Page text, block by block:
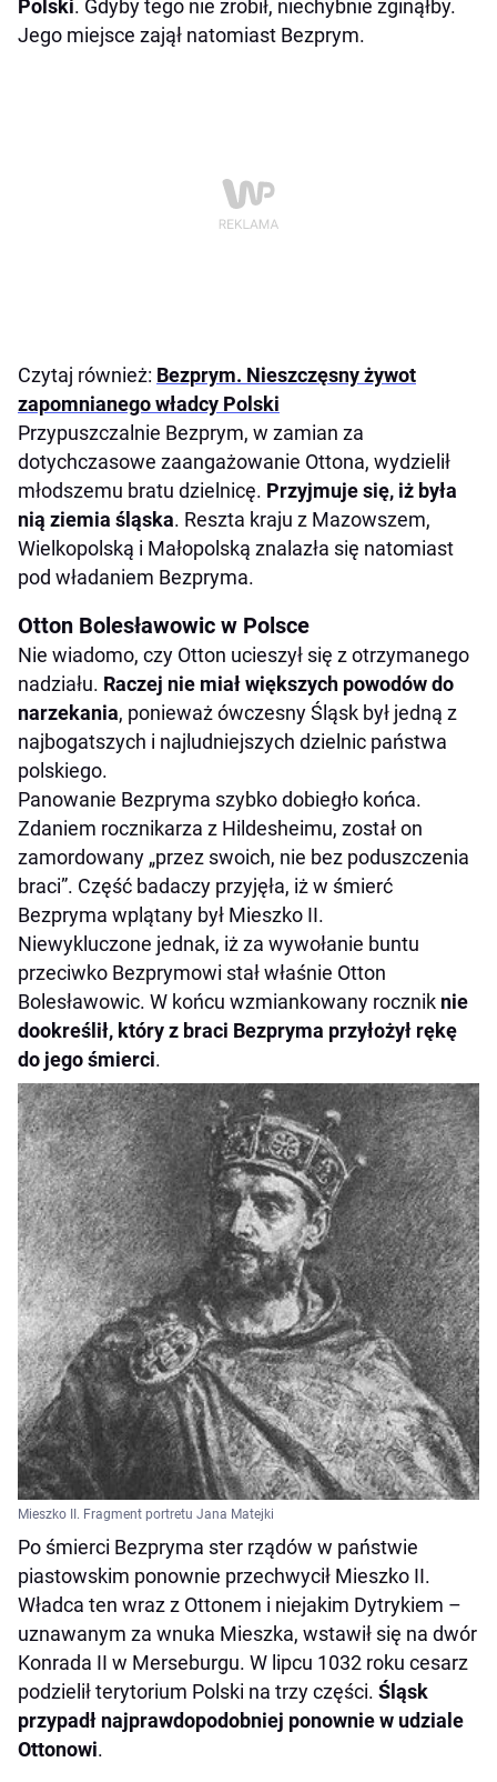
Polski. Gdyby tego nie zrobił, niechybnie zginąłby.
Jego miejsce zajął natomiast Bezprym.
Czytaj również: Bezprym. Nieszczęsny żywot
zapomnianego władcy Polski
Przypuszczalnie Bezprym, w zamian za
dotychczasowe zaangażowanie Ottona, wydzielił
młodszemu bratu dzielnicę. Przyjmuje się, iż była
nią ziemia śląska. Reszta kraju z Mazowszem,
Wielkopolską i Małopolską znalazła się natomiast
pod władaniem Bezpryma.
Otton Bolesławowic w Polsce
Nie wiadomo, czy Otton ucieszył się z otrzymanego
nadziału. Raczej nie miał większych powodów do
narzekania, ponieważ ówczesny Śląsk był jedną z
najbogatszych i najludniejszych dzielnic państwa
polskiego.
Panowanie Bezpryma szybko dobiegło końca.
Zdaniem rocznikarza z Hildesheimu, został on
zamordowany „przez swoich, nie bez poduszczenia
braci”. Część badaczy przyjęła, iż w śmierć
Bezpryma wplątany był Mieszko II.
Niewykluczone jednak, iż za wywołanie buntu
przeciwko Bezprymowi stał właśnie Otton
Bolesławowic. W końcu wzmiankowany rocznik nie
dookreślił, który z braci Bezpryma przyłożył rękę
do jego śmierci.
Mieszko II. Fragment portretu Jana Matejki
Po śmierci Bezpryma ster rządów w państwie
piastowskim ponownie przechwycił Mieszko II.
Władca ten wraz z Ottonem i niejakim Dytrykiem –
uznawanym za wnuka Mieszka, wstawił się na dwór
Konrada II w Merseburgu. W lipcu 1032 roku cesarz
podzielił terytorium Polski na trzy części. Śląsk
przypadł najprawdopodobniej ponownie w udziale
Ottonowi.